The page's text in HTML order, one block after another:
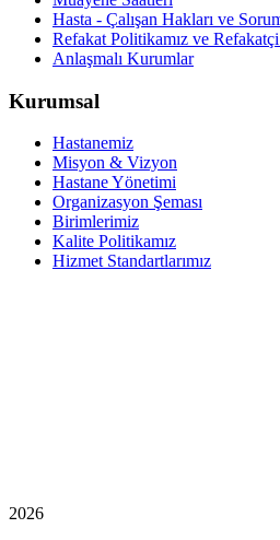
Hasta - Çalışan Hakları ve
Refakat Politikamız ve
Anlaşmalı Kurumlar
Kurumsal
Hastanemiz
Misyon & Vizyon
Hastane Yönetimi
Organizasyon Şeması
Birimlerimiz
Kalite Politikamız
Hizmet Standartlarımız
2026